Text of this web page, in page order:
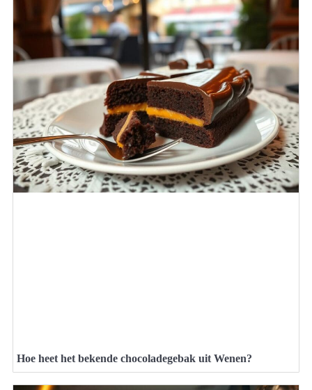
Hoe heet het bekende chocoladegebak uit Wenen?